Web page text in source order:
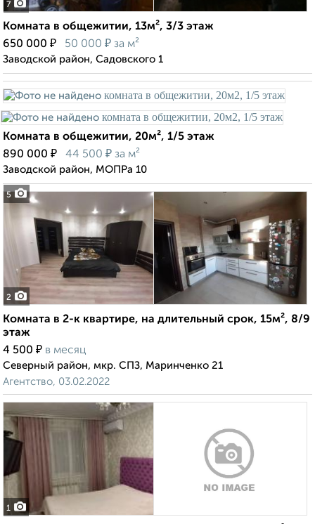
7
Комната в общежитии, 13м², 3/3 этаж
650 000 ₽ 50 000 ₽ за м²
Заводской район, Садовского 1
5
Комната в общежитии, 20м², 1/5 этаж
890 000 ₽ 44 500 ₽ за м²
Заводской район, МОПРа 10
2
Комната в 2-к квартире, на длительный срок, 15м², 8/9
этаж
4 500 ₽ в месяц
Северный район, мкр. СПЗ, Маринченко 21
Агентство, 03.02.2022
1